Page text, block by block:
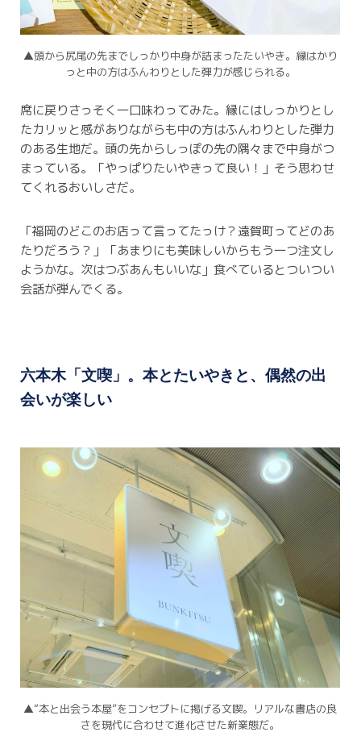
▲頭から尻尾の先までしっかり中身が詰まったたいやき。 縁はかり
っと中の方はふんわりとした弾力が感じられる。
席に戻りさっそく一口味わってみた。縁にはしっかりとし
たカリッと感がありながらも中の方はふんわりとした弾力
のある生地だ。 頭の先からしっぽの先の隅々まで中身がつ
まっている。
「やっぱりたいやきって良い！」そう思わせ
てくれるおいしさだ。
「福岡のどこのお店って言ってたっけ？遠賀町ってどのあ
たりだろう？」
「あまりにも美味しいからもう一つ注文し
ようかな。次はつぶあんもいいな」食べているとついつい
会話が弾んでくる。
六本木「文喫」。本とたいやきと、偶然の出
会いが楽しい
▲“本と出会う本屋”をコンセプトに掲げる文喫。
リアルな書店の良
さを現代に合わせて進化させた新業態だ。